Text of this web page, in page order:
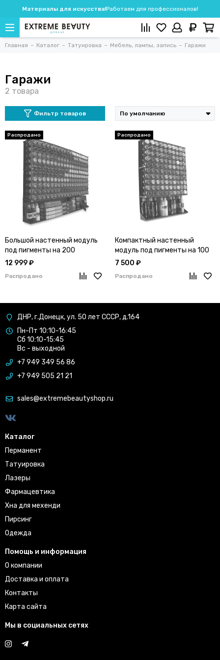
Материалы для искусства!Работаем для профессионалов!
Главная Каталог Татуировка Мебель, лампы, запись Гаражи
Гаражи
Фильтр товаров
Большой настенный модуль
под пигменты на 200
флаконов
12 999 ₽
Распродано
Компактный настенный
модуль под пигменты на 100
флаконов
7 500 ₽
Распродано
ДНР, г.Донецк, ул. 50 лет СССР, д.164
Пн-Пт 10:10-16:45
Сб 10:10-15:45
Вс - выходной
+7 949 349 56 86
+7 949 505 21 21
sales@extremebeautyshop.ru
Каталог
Перманент
Татуировка
Лазеры
Фармацевтика
Хна для мехенди
Пирсинг
Одежда
Помощь и информация
О компании
Доставка и оплата
Контакты
Карта сайта
Мы в социальных сетях